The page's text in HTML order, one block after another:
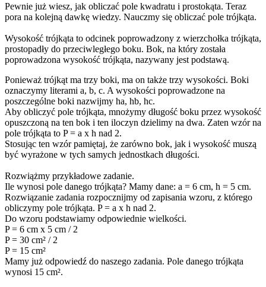
Pewnie już wiesz, jak obliczać pole kwadratu i prostokąta. Teraz
pora na kolejną dawkę wiedzy. Nauczmy się obliczać pole trójkąta.
Wysokość trójkąta to odcinek poprowadzony z wierzchołka trójkąta,
prostopadły do przeciwległego boku. Bok, na który została
poprowadzona wysokość trójkąta, nazywany jest podstawą.
Ponieważ trójkąt ma trzy boki, ma on także trzy wysokości. Boki
oznaczymy literami a, b, c. A wysokości poprowadzone na
poszczególne boki nazwijmy ha, hb, hc.
Aby obliczyć pole trójkąta, mnożymy długość boku przez wysokość
opuszczoną na ten bok i ten iloczyn dzielimy na dwa. Zaten wzór na
pole trójkąta to P = a x h nad 2.
Stosując ten wzór pamiętaj, że zarówno bok, jak i wysokość muszą
być wyrażone w tych samych jednostkach długości.
Rozwiążmy przykładowe zadanie.
Ile wynosi pole danego trójkąta? Mamy dane: a = 6 cm, h = 5 cm.
Rozwiązanie zadania rozpocznijmy od zapisania wzoru, z którego
obliczymy pole trójkąta. P = a x h nad 2.
Do wzoru podstawiamy odpowiednie wielkości.
P = 6 cm x 5 cm / 2
P = 30 cm² / 2
P = 15 cm²
Mamy już odpowiedź do naszego zadania. Pole danego trójkąta
wynosi 15 cm².